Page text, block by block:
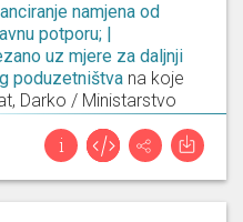
namjena od
potporu; |
uz mjere za daljnji
poduzetništva na koje
Darko / Ministarstvo